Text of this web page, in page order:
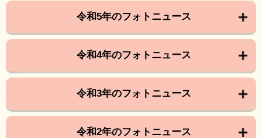
令和5年のフォトニュース
令和4年のフォトニュース
令和3年のフォトニュース
令和2年のフォトニュース